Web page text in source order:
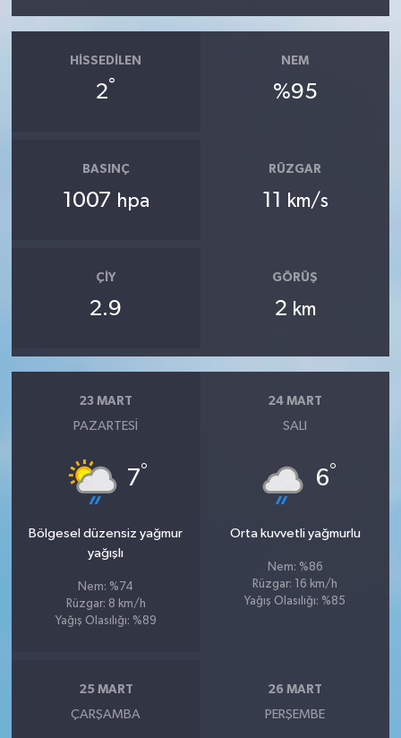
HISSEDILEN
2°
NEM
%95
BASINÇ
1007 hpa
RÜZGAR
11 km/s
ÇIY
2.9
GÖRÜŞ
2 km
23 MART
PAZARTESI
7°
Bölgesel düzensiz yağmur
yağışlı
Nem: %74
Rüzgar: 8 km/h
Yağış Olasılığı: %89
24 MART
SALI
6°
Orta kuvvetli yağmurlu
Nem: %86
Rüzgar: 16 km/h
Yağış Olasılığı: %85
25 MART
ÇARŞAMBA
26 MART
PERŞEMBE